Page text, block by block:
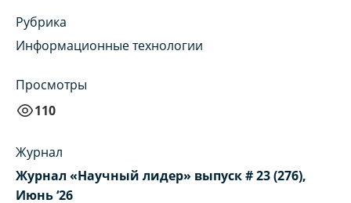
Рубрика
Информационные технологии
Просмотры
110
Журнал
Журнал «Научный лидер» выпуск # 23 (276),
Июнь ‘26